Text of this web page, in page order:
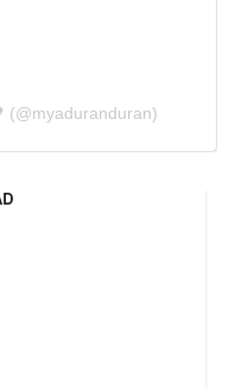
(@myaduranduran)